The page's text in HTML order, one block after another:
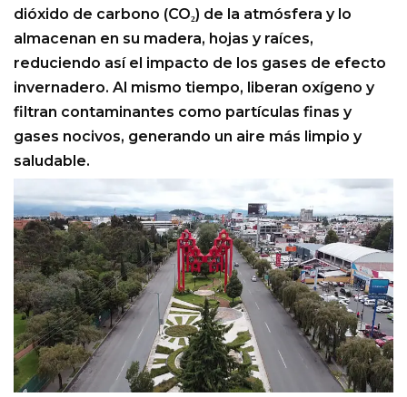
dióxido de carbono (CO₂) de la atmósfera y lo
almacenan en su madera, hojas y raíces,
reduciendo así el impacto de los gases de efecto
invernadero. Al mismo tiempo, liberan oxígeno y
filtran contaminantes como partículas finas y
gases nocivos, generando un aire más limpio y
saludable.